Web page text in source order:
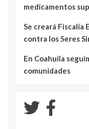
medicamentos
Se creará Fiscalía
contra los Seres
En Coahuila
comunidades